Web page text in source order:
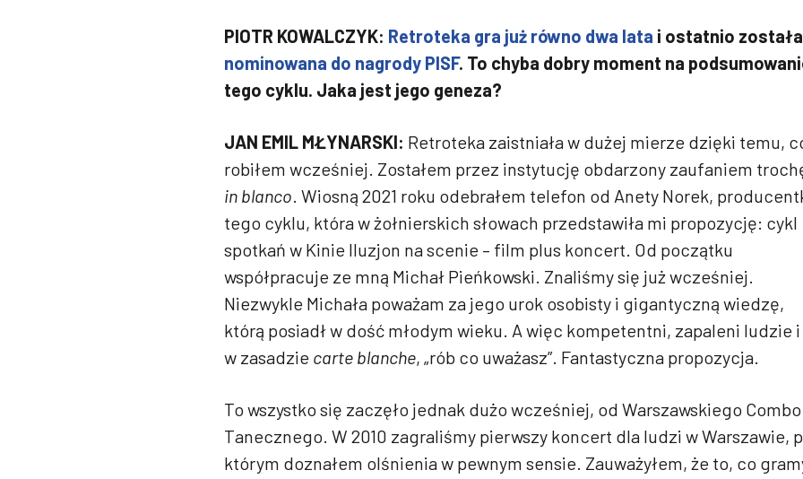
PIOTR KOWALCZYK: Retroteka gra już równo dwa lata i ostatnio została
nominowana do nagrody PISF. To chyba dobry moment na
tego cyklu. Jaka jest jego geneza?
JAN EMIL MŁYNARSKI: Retroteka zaistniała w dużej mierze dzięki temu,
robiłem wcześniej. Zostałem przez instytucję obdarzony zaufaniem
in blanco. Wiosną 2021 roku odebrałem telefon od Anety Norek,
tego cyklu, która w żołnierskich słowach przedstawiła mi propozycję: cykl
spotkań w Kinie Iluzjon na scenie – film plus koncert. Od początku
współpracuje ze mną Michał Pieńkowski. Znaliśmy się już wcześniej.
Niezwykle Michała poważam za jego urok osobisty i gigantyczną wiedzę,
którą posiadł w dość młodym wieku. A więc kompetentni, zapaleni ludzie i
w zasadzie carte blanche, „rób co uważasz”. Fantastyczna propozycja.
To wszystko się zaczęło jednak dużo wcześniej, od Warszawskiego Combo
Tanecznego. W 2010 zagraliśmy pierwszy koncert dla ludzi w Warszawie,
którym doznałem olśnienia w pewnym sensie. Zauważyłem, że to, co